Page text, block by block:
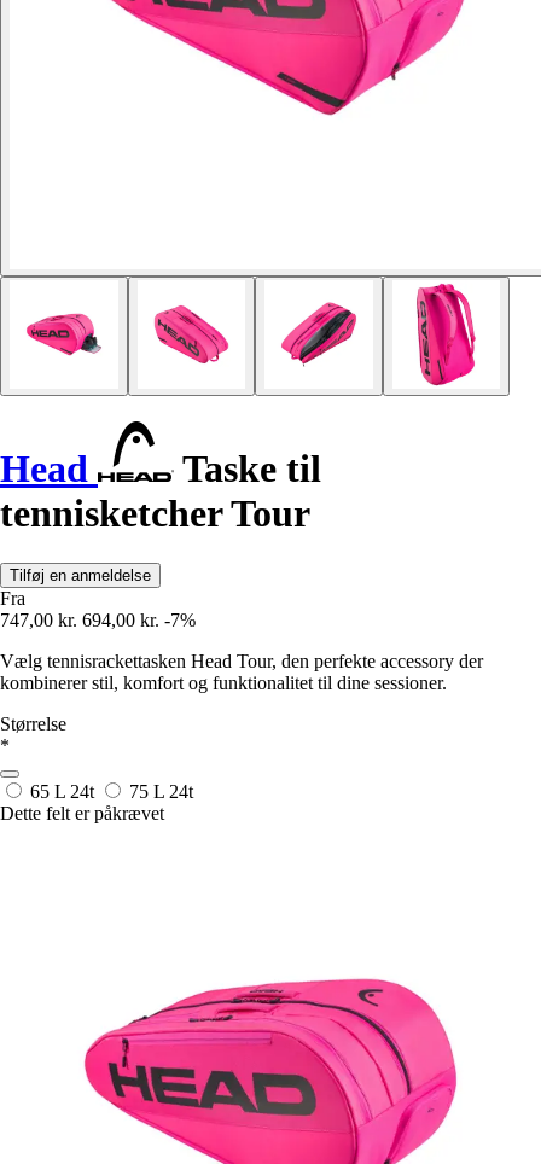
Head
Taske til
tennisketcher Tour
Tilføj en anmeldelse
Fra
747,00 kr. 694,00 kr. -7%
Vælg tennisrackettasken Head Tour, den perfekte accessory der
kombinerer stil, komfort og funktionalitet til dine sessioner.
Størrelse
*
65 L 24t 75 L 24t
Dette felt er påkrævet